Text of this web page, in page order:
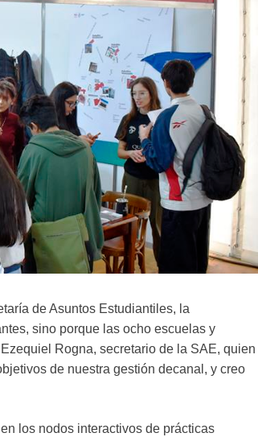
de Asuntos Estudiantiles, la
sino porque las ocho escuelas y
Rogna, secretario de la SAE, quien
de nuestra gestión decanal, y creo
los nodos interactivos de prácticas